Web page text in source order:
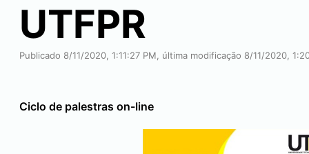
UTFPR
Publicado 8/11/2020, 1:11:27 PM, última modificação 8/11/2020,
Ciclo de palestras on-line